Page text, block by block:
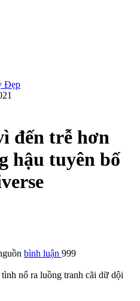
Đẹp
đến trễ hơn
hậu tuyên bố
bình luận 999
nổ ra luồng tranh cãi dữ dội